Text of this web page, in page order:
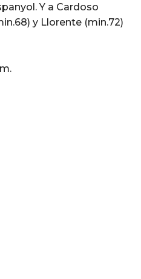
Y a Cardoso
y Llorente (min.72)